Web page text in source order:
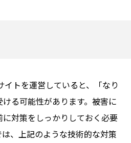
イトを運営していると、「なり
る可能性があります。被害に
対策をしっかりしておく必要
、上記のような技術的な対策